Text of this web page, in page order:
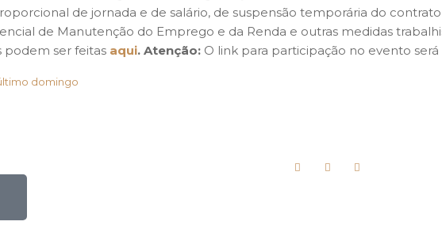
de jornada e de salário, de suspensão temporária do
de Manutenção do Emprego e da Renda e outras medidas
podem ser feitas aqui. Atenção: O link para participação no evento
domingo